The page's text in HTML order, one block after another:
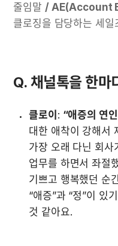
줄임말 / AE(Account
클로징을 담당하는 세일
Q. 채널톡을 한마
클로이 : “애증의 연
대한 애착이 강해서
가장 오래 다닌 회사
업무를 하면서 좌절
기쁘고 행복했던 순
“애증”과 “정”이 있
것 같아요.